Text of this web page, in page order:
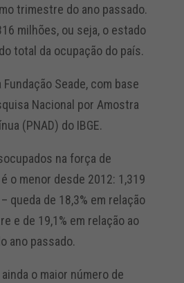
trimestre do ano passado.
milhões, ou seja, o estado
total da ocupação do país.
Seade, com base
Nacional por Amostra
(PNAD) do IBGE.
na força de
o menor desde 2012: 1,319
queda de 18,3% em relação
e de 19,1% em relação ao
ano passado.
o maior número de